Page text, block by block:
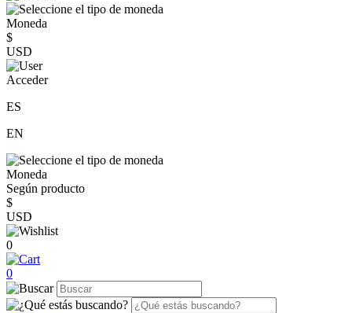
Moneda
$
USD
Acceder
ES
EN
Moneda
Según producto
$
USD
0
0